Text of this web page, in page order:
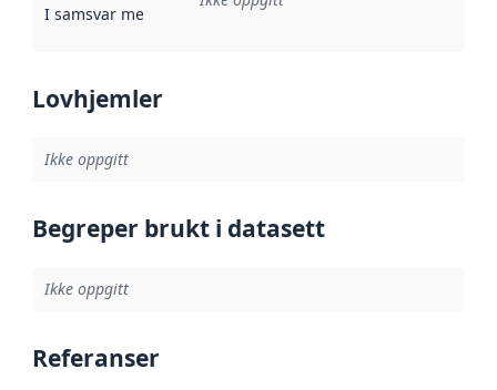
I samsvar med Referanse til en implementasjonsregel
Lovhjemler
Ikke oppgitt
Begreper brukt i datasett
Ikke oppgitt
Referanser